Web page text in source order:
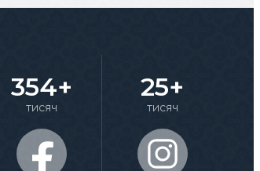
354+
тисяч
25+
тисяч